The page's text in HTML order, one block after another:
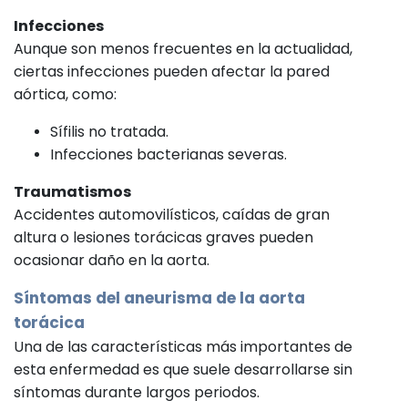
Infecciones
Aunque son menos frecuentes en la actualidad,
ciertas infecciones pueden afectar la pared
aórtica, como:
Sífilis no tratada.
Infecciones bacterianas severas.
Traumatismos
Accidentes automovilísticos, caídas de gran
altura o lesiones torácicas graves pueden
ocasionar daño en la aorta.
Síntomas del aneurisma de la aorta
torácica
Una de las características más importantes de
esta enfermedad es que suele desarrollarse sin
síntomas durante largos periodos.